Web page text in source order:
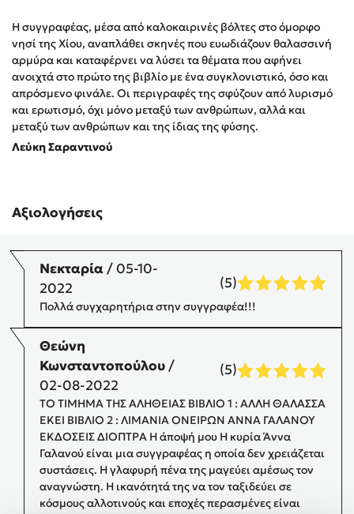
Εύκολη συνταγή για chicken BBQ pizza από τον Άκη
Πετρετζίκη!
Διακοπές με τα παιδιά: Η ανάγκη μας για παύση σε μετωπική
σύγκρουση με τη δική τους για εκτόνωση
Πάνω, κάτω, μπροστά, πίσω; Κάνε το τεστ και ανακάλυψε την
τάση σου!
Ο Κώστας Κρομμύδας και η Μαρίνα Γιώτη στη Νικήτη
Ο Στέφανος Ξενάκης στη Χίο
Ο Κώστας Κρομμύδας & η Μαρίνα Γιώτη στο 54o Φεστιβάλ
Βιβλίου στο Πεδίον του Άρεως
Ο Βαγγέλης Ηλιόπουλος & η Τζένη Κουτσοδημητροπούλου στο
54o Φεστιβάλ Βιβλίου στο Πεδίον του Άρεως
Η συγγραφέας, μέσα από καλοκαιρινές βόλτες στο όμορφο
νησί της Χίου, αναπλάθει σκηνές που ευωδιάζουν θαλασσινή
αρμύρα και καταφέρνει να λύσει τα θέματα που αφήνει
ανοιχτά στο πρώτο της βιβλίο με ένα συγκλονιστικό, όσο και
απρόσμενο φινάλε. Οι περιγραφές της σφύζουν από λυρισμό
και ερωτισμό, όχι μόνο μεταξύ των ανθρώπων, αλλά και
μεταξύ των ανθρώπων και της ίδιας της φύσης.
Λεύκη Σαραντινού
Αξιολογήσεις
Νεκταρία/ 05-10-
2022
(5)
Πολλά συγχαρητήρια στην συγγραφέα!!!
Θεώνη
Κωνσταντοπούλου/
02-08-2022
(5)
ΤΟ ΤΙΜΗΜΑ ΤΗΣ ΑΛΗΘΕΙΑΣ ΒΙΒΛΙΟ 1 : ΑΛΛΗ ΘΑΛΑΣΣΑ
ΕΚΕΙ ΒΙΒΛΙΟ 2 : ΛΙΜΑΝΙΑ ΟΝΕΙΡΩΝ ΑΝΝΑ ΓΑΛΑΝΟΥ
ΕΚΔΟΣΕΙΣ ΔΙΟΠΤΡΑ Η άποψή μου Η κυρία Άννα
Γαλανού είναι μια συγγραφέας η οποία δεν χρειάζεται
συστάσεις. Η γλαφυρή πένα της μαγεύει αμέσως τον
αναγνώστη. Η ικανότητά της να τον ταξιδεύει σε
κόσμους αλλοτινούς και εποχές περασμένες είναι